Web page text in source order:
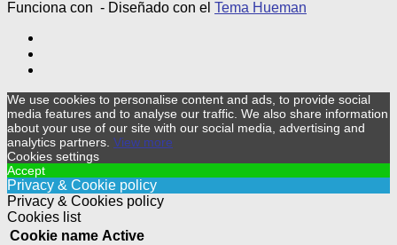
Funciona con - Diseñado con el Tema Hueman
We use cookies to personalise content and ads, to provide social
media features and to analyse our traffic. We also share information
about your use of our site with our social media, advertising and
analytics partners. View more
Cookies settings
Accept
Privacy & Cookie policy
Privacy & Cookies policy
Cookies list
Cookie name Active